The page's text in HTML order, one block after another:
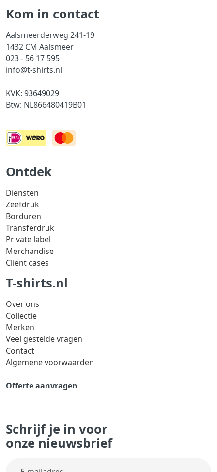
Kom in contact
Aalsmeerderweg 241-19
1432 CM Aalsmeer
023 - 56 17 595
info@t-shirts.nl
KVK: 93649029
Btw: NL866480419B01
Ontdek
Diensten
Zeefdruk
Borduren
Transferdruk
Private label
Merchandise
Client cases
T-shirts.nl
Over ons
Collectie
Merken
Veel gestelde vragen
Contact
Algemene voorwaarden
Offerte aanvragen
Schrijf je in voor
onze nieuwsbrief